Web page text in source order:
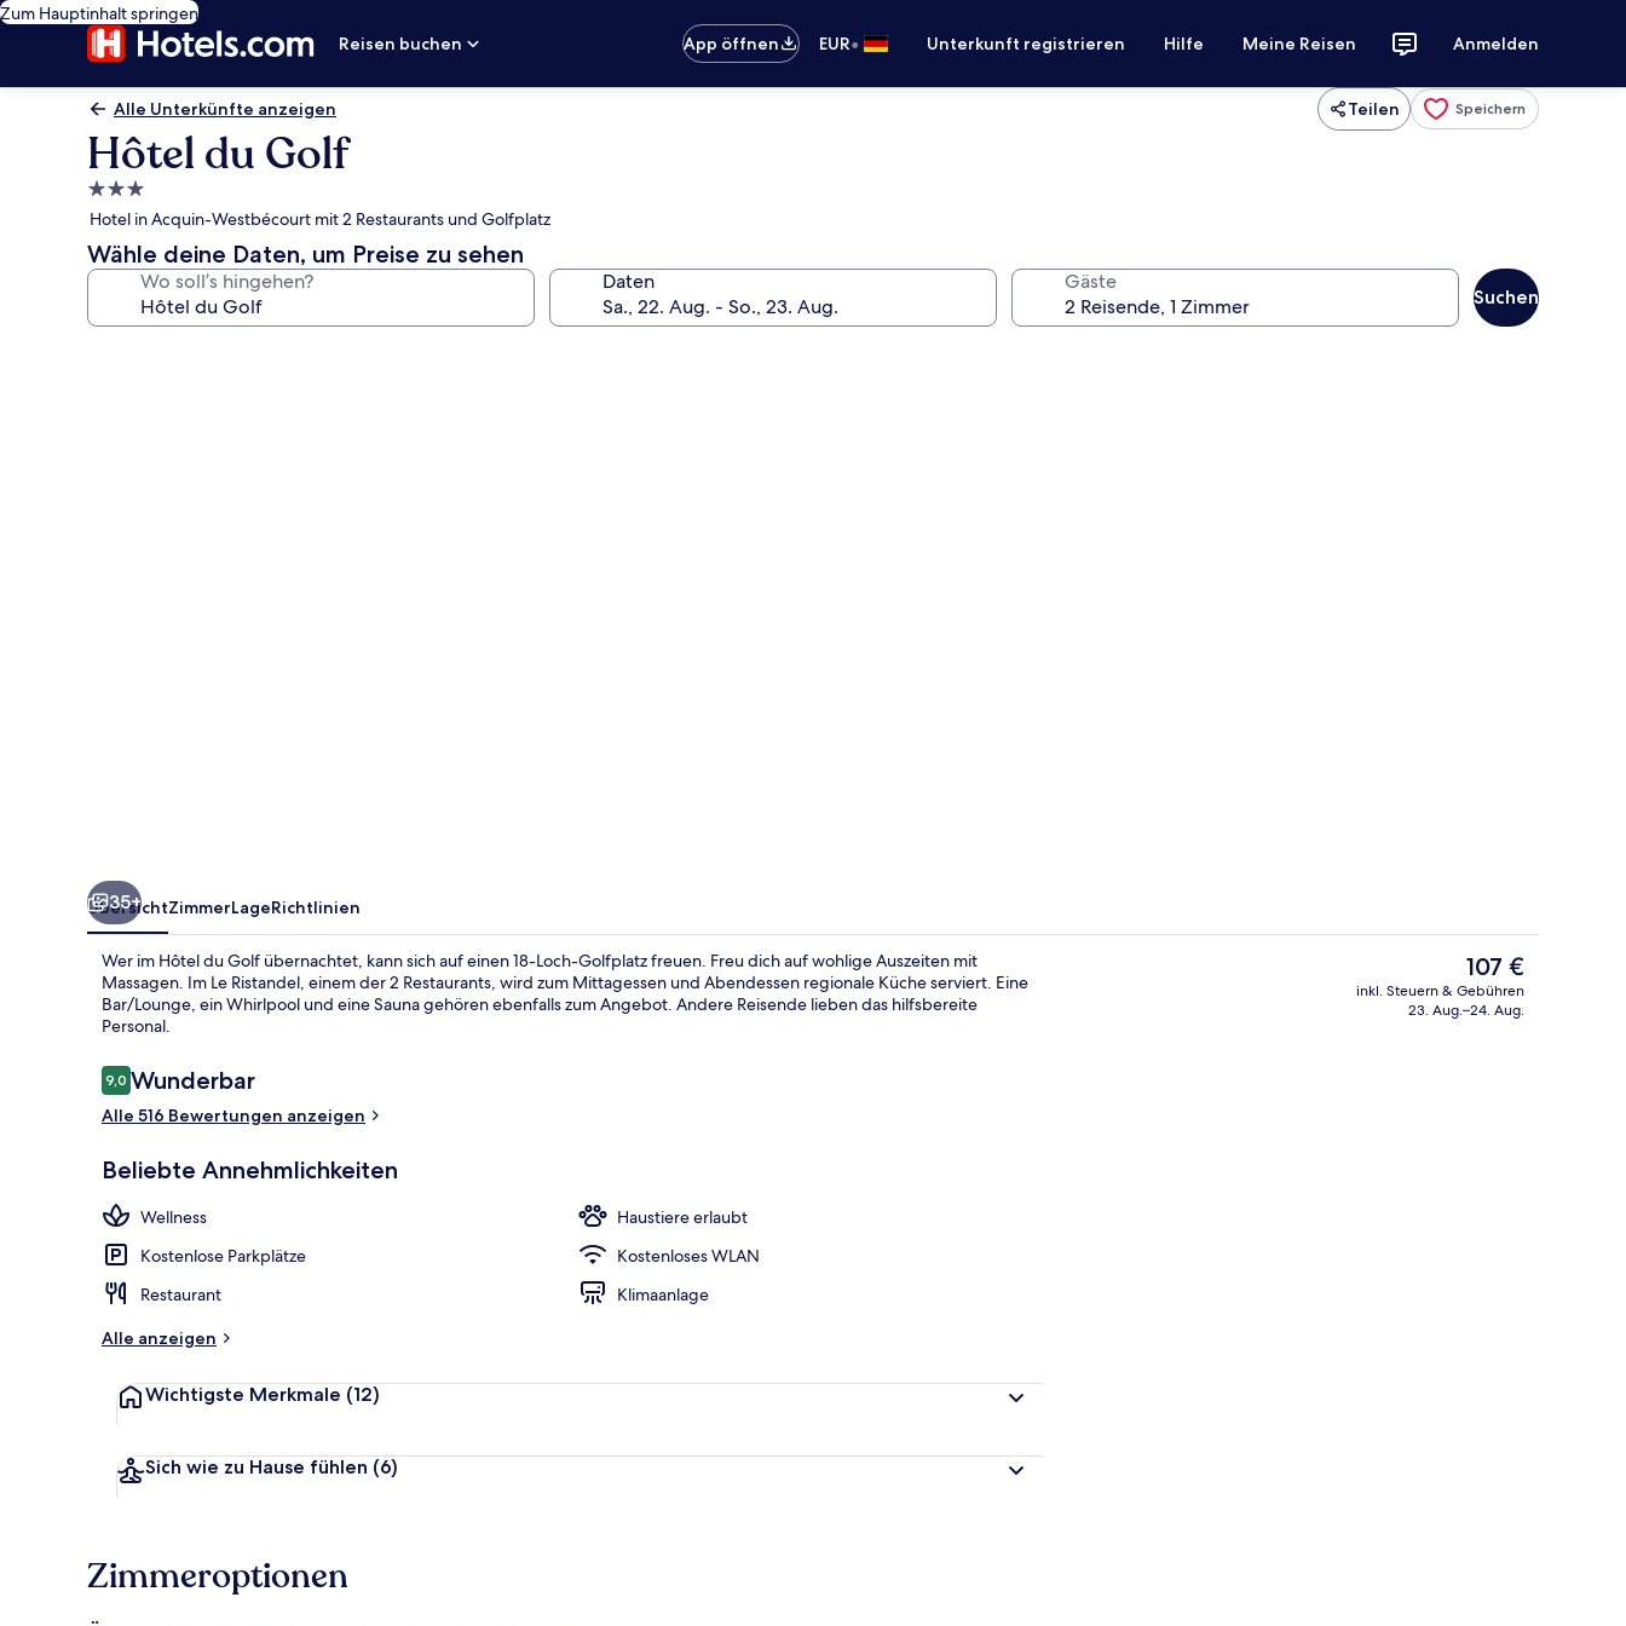
Zum Hauptinhalt springen
Reisen buchen
App öffnen EUR• Unterkunft registrieren Hilfe Meine Reisen Anmelden
Alle Unterkünfte anzeigen Teilen Speichern
Hôtel du Golf
3.0-
Sterne-
Unterkunft
Hotel in Acquin-Westbécourt mit 2 Restaurants und Golfplatz
Wähle deine Daten, um Preise zu sehen
Wo soll’s hingehen? Daten Gäste
Suchen
Bar (in der Unterkunft)
35+
ÜbersichtZimmerLageRichtlinien
Wer im Hôtel du Golf übernachtet, kann sich auf einen 18-Loch-Golfplatz freuen. Freu dich auf wohlige Auszeiten mit
Massagen. Im Le Ristandel, einem der 2 Restaurants, wird zum Mittagessen und Abendessen regionale Küche serviert. Eine
Bar/Lounge, ein Whirlpool und eine Sauna gehören ebenfalls zum Angebot. Andere Reisende lieben das hilfsbereite
Personal.
Bewertungen
9,09,0 von 10.
Wunderbar
Alle 516 Bewertungen anzeigen
Beliebte Annehmlichkeiten
Wellness
Haustiere erlaubt
Kostenlose Parkplätze
Kostenloses WLAN
Restaurant
Klimaanlage
Alle anzeigen
Wichtigste Merkmale (12)
Sich wie zu Hause fühlen (6)
Der
aktuelle
Preis
107 €
inkl. Steuern & Gebühren
23. Aug.–24. Aug.
Zimmeroptionen